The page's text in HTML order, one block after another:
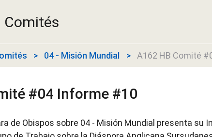
Comités
04 - Misión Mundial A162 HB Comité
#04 Informe #10
de Obispos sobre 04 - Misión Mundial presenta su